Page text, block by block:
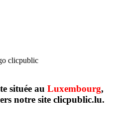
située au Luxembourg,
notre site clicpublic.lu.